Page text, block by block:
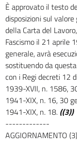
CODICE
art. 1
art. 2
art. 3
art. 4
art. 5
art. 6
È approvato il testo
disposizioni sul
della Carta del
Fascismo il 21 aprile
generale, avrà
sostituendo da
con i Regi decreti 12
1939-XVII, n. 1586,
1941-XIX, n. 16, 30
1941-XIX, n. 18. ((3))
-------------
AGGIORNAMENTO (3)